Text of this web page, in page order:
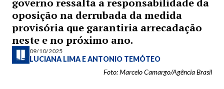
governo ressalta a responsabilidade da
oposição na derrubada da medida
provisória que garantiria arrecadação
neste e no próximo ano.
09/10/2025
LUCIANA LIMA EANTONIO TEMÓTEO
Foto: Marcelo Camargo/Agência Brasil